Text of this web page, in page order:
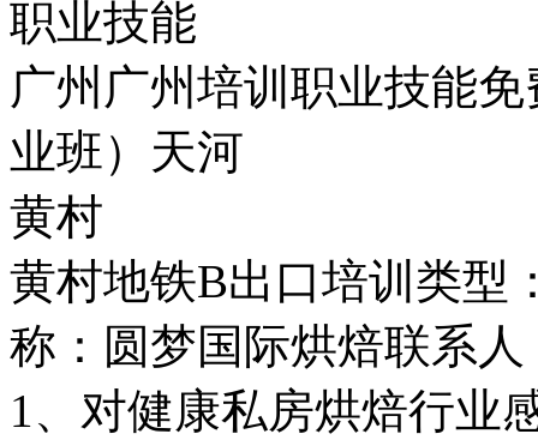
职业技能
广州广州培训职业技能
业班）天河
黄村
黄村地铁B出口培训类型
称：圆梦国际烘焙联系
1、对健康私房烘焙行业